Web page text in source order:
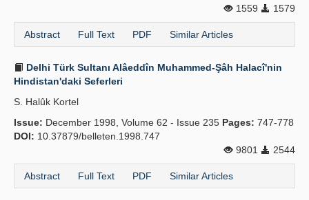
1559
1579
Abstract Full Text PDF Similar Articles
Delhi Türk Sultanı Alâeddîn Muhammed-Şâh Halacî'nin
Hindistan'daki Seferleri
S. Halûk Kortel
Issue: December 1998, Volume 62 - Issue 235 Pages: 747-778
DOI: 10.37879/belleten.1998.747
9801
2544
Abstract Full Text PDF Similar Articles